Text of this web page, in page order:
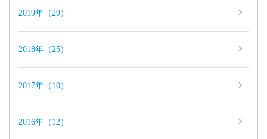
2019年（29）
2018年（25）
2017年（10）
2016年（12）